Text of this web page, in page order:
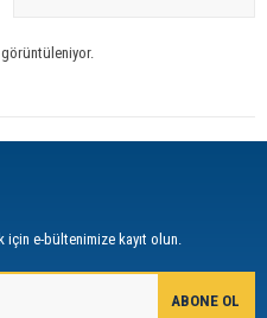
için e-bültenimize kayıt olun.